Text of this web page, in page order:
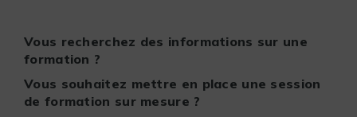
Vous recherchez des informations sur une
formation ?
Vous souhaitez mettre en place une session
de formation sur mesure ?